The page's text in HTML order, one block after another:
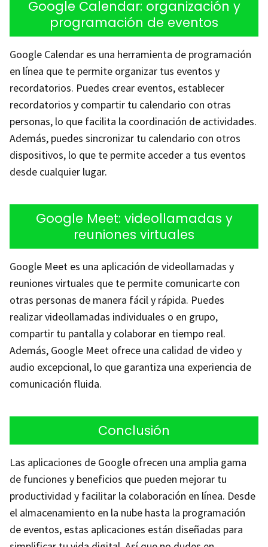
Google Calendar: organización y
programación de eventos
Google Calendar es una herramienta de programación
en línea que te permite organizar tus eventos y
recordatorios. Puedes crear eventos, establecer
recordatorios y compartir tu calendario con otras
personas, lo que facilita la coordinación de actividades.
Además, puedes sincronizar tu calendario con otros
dispositivos, lo que te permite acceder a tus eventos
desde cualquier lugar.
Google Meet: videollamadas y
reuniones virtuales
Google Meet es una aplicación de videollamadas y
reuniones virtuales que te permite comunicarte con
otras personas de manera fácil y rápida. Puedes
realizar videollamadas individuales o en grupo,
compartir tu pantalla y colaborar en tiempo real.
Además, Google Meet ofrece una calidad de video y
audio excepcional, lo que garantiza una experiencia de
comunicación fluida.
Conclusión
Las aplicaciones de Google ofrecen una amplia gama
de funciones y beneficios que pueden mejorar tu
productividad y facilitar la colaboración en línea. Desde
el almacenamiento en la nube hasta la programación
de eventos, estas aplicaciones están diseñadas para